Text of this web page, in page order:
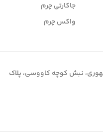
جاکارتی چرم
واکس چرم
جمهوری، نبش کوچه کاووسی، پلاک